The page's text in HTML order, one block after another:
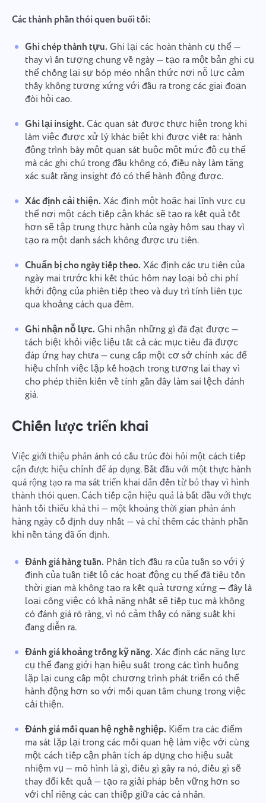
Các thành phần thói quen buổi tối:
Ghi chép thành tựu. Ghi lại các hoàn thành cụ thể —
thay vì ấn tượng chung về ngày — tạo ra một bản ghi cụ
thể chống lại sự bóp méo nhận thức nơi nỗ lực cảm
thấy không tương xứng với đầu ra trong các giai đoạn
đòi hỏi cao.
Ghi lại insight. Các quan sát được thực hiện trong khi
làm việc được xử lý khác biệt khi được viết ra: hành
động trình bày một quan sát buộc một mức độ cụ thể
mà các ghi chú trong đầu không có, điều này làm tăng
xác suất rằng insight đó có thể hành động được.
Xác định cải thiện. Xác định một hoặc hai lĩnh vực cụ
thể nơi một cách tiếp cận khác sẽ tạo ra kết quả tốt
hơn sẽ tập trung thực hành của ngày hôm sau thay vì
tạo ra một danh sách không được ưu tiên.
Chuẩn bị cho ngày tiếp theo. Xác định các ưu tiên của
ngày mai trước khi kết thúc hôm nay loại bỏ chi phí
khởi động của phiên tiếp theo và duy trì tính liên tục
qua khoảng cách qua đêm.
Ghi nhận nỗ lực. Ghi nhận những gì đã đạt được —
tách biệt khỏi việc liệu tất cả các mục tiêu đã được
đáp ứng hay chưa — cung cấp một cơ sở chính xác để
hiệu chỉnh việc lập kế hoạch trong tương lai thay vì
cho phép thiên kiến về tính gần đây làm sai lệch đánh
giá.
Chiến lược triển khai
Việc giới thiệu phản ánh có cấu trúc đòi hỏi một cách tiếp
cận được hiệu chỉnh để áp dụng. Bắt đầu với một thực hành
quá rộng tạo ra ma sát triển khai dẫn đến từ bỏ thay vì hình
thành thói quen. Cách tiếp cận hiệu quả là bắt đầu với thực
hành tối thiểu khả thi — một khoảng thời gian phản ánh
hàng ngày cố định duy nhất — và chỉ thêm các thành phần
khi nền tảng đã ổn định.
Đánh giá hàng tuần. Phân tích đầu ra của tuần so với ý
định của tuần tiết lộ các hoạt động cụ thể đã tiêu tốn
thời gian mà không tạo ra kết quả tương xứng — đây là
loại công việc có khả năng nhất sẽ tiếp tục mà không
có đánh giá rõ ràng, vì nó cảm thấy có năng suất khi
đang diễn ra.
Đánh giá khoảng trống kỹ năng. Xác định các năng lực
cụ thể đang giới hạn hiệu suất trong các tình huống
lặp lại cung cấp một chương trình phát triển có thể
hành động hơn so với mối quan tâm chung trong việc
cải thiện.
Đánh giá mối quan hệ nghề nghiệp. Kiểm tra các điểm
ma sát lặp lại trong các mối quan hệ làm việc với cùng
một cách tiếp cận phân tích áp dụng cho hiệu suất
nhiệm vụ — mô hình là gì, điều gì gây ra nó, điều gì sẽ
thay đổi kết quả — tạo ra giải pháp bền vững hơn so
với chỉ riêng các can thiệp giữa các cá nhân.
Báo cáo lỗi dịch
Duyệt tập tin hoặc kéo và thả
Gửi
Kết nối với chúng tôi
Email
Tin nhắn của bạn
Gửi
Bằng cách nhấp vào nút "Gửi", bạn đồng ý xử lý dữ
liệu cá nhân của mình theoChính sách bảo mật.
Báo cáo một lỗi
Vui lòng mô tả vấn đề bạn gặp phải chi tiết, cung
đảm bảo dịch vụ tốt hơn cho mọi người.
Duyệt tập tin
Gửi
Your message has been sent
successfully
We will contact you soon
Cảm ơn bạn đã trở thành một
phần của Taskee
Chúng tôi chắc chắn sẽ làm quen với nó và cố gắng
áp dụng nó vào sản phẩm. Bạn giúp chúng tôi
ngày càng trở nên tốt hơn!
Đề xuất tính năng của bạn
Cách hoạt động
Tải lên tệp
Đề xuất
Bằng cách nhấp vào nút, bạn xác nhận sự
đồng ý của mình đối với việc xử lý thông tin của